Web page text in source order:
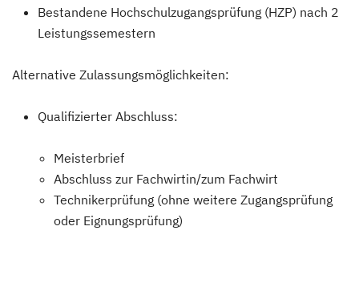
Bestandene Hochschulzugangsprüfung (HZP) nach 2
Leistungssemestern
Alternative Zulassungsmöglichkeiten:
Qualifizierter Abschluss:
Meisterbrief
Abschluss zur Fachwirtin/zum Fachwirt
Technikerprüfung (ohne weitere Zugangsprüfung
oder Eignungsprüfung)